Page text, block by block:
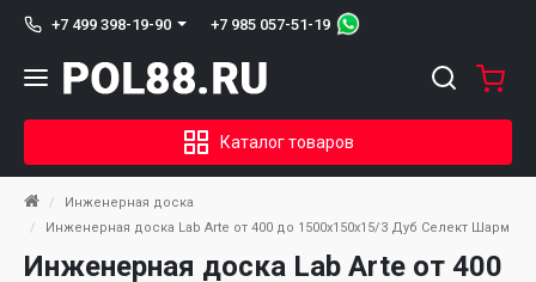
+7 499 398-19-90 +7 985 057-51-19
Каталог товаров
Инженерная доска
Инженерная доска Lab Arte от 400 до 1500х150х15/3 Дуб Селект Шарм
Инженерная доска Lab Arte от 400